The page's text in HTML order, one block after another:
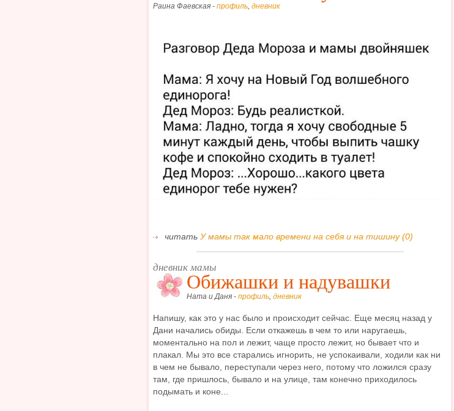
Раина Фаевская - профиль, дневник
читать У мамы так мало времени на себя и на тишину (0)
дневник мамы
Обижашки и надувашки
Ната и Даня - профиль, дневник
Напишу, как это у нас было и происходит сейчас. Еще месяц назад у
Дани начались обиды. Если откажешь в чем то или наругаешь,
моментально на пол и лежит, чаще просто лежит, но бывает что и
плакал. Мы это все старались игнорить, не успокаивали, ходили как ни
в чем не бывало, переступали через него, потому что ложился сразу
там, где пришлось, бывало и на улице, там конечно приходилось
подымать и коне...